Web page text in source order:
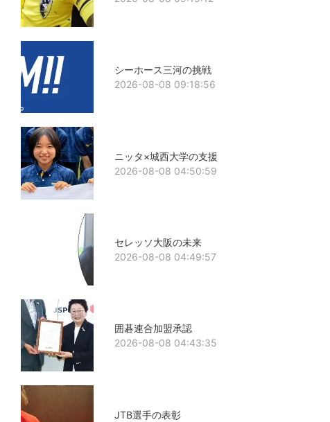
シーホース三河の挑戦
2026-08-08 09:18:56
ニッタ×城西大学の支援
2026-08-08 04:50:59
セレッソ大阪の未来
2026-08-08 04:49:57
囲碁連合加盟承認
2026-08-08 04:43:35
JTB選手の表彰